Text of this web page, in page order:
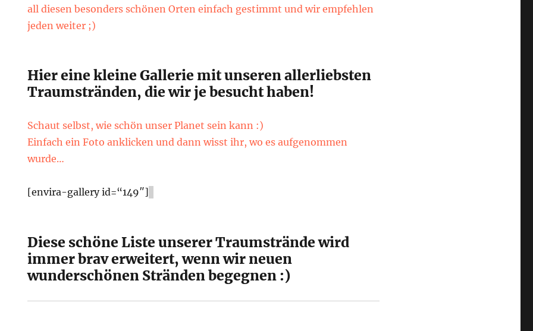
all diesen besonders schönen Orten einfach gestimmt und wir empfehlen
jeden weiter ;)
Hier eine kleine Gallerie mit unseren allerliebsten
Traumstränden, die wir je besucht haben!
Schaut selbst, wie schön unser Planet sein kann :)
Einfach ein Foto anklicken und dann wisst ihr, wo es aufgenommen
wurde…
[envira-gallery id=“149″]
Diese schöne Liste unserer Traumstrände wird
immer brav erweitert, wenn wir neuen
wunderschönen Stränden begegnen :)